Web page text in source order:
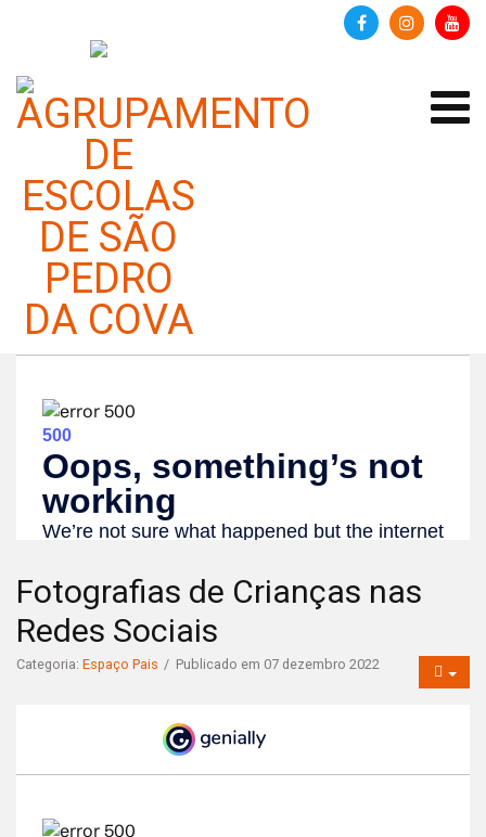
Redes Sociais Podcast EP. 29
Categoria:Espaço Pais
Fotografias de Crianças nas
Redes Sociais
Categoria: Espaço Pais Publicado em 07 dezembro 2022